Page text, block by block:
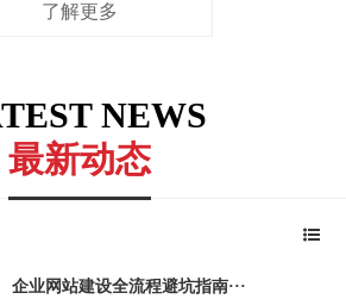
了解更多
NEWS
最新动态
企业网站建设全流程避坑指南···